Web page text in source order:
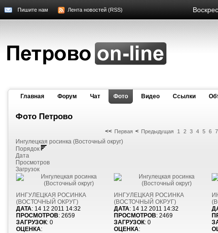
Пишите нам Лента новостей (RSS)
Главная Форум Чат Фото Видео Cсылки
Фото Петрово
<< Первая < Предыдущая 1 2 3 4 5 6 7
Ингулецкая росинка (Восточный округ)
Порядок
Дата
Просмотров
Загрузок
ИНГУЛЕЦКАЯ РОСИНКА
(ВОСТОЧНЫЙ ОКРУГ)
ДАТА: 14 12 2011 14:32
ПРОСМОТРОВ: 2659
ЗАГРУЗОК: 0
ОЦЕНКА:
ИНГУЛЕЦКАЯ РОСИНКА
(ВОСТОЧНЫЙ ОКРУГ)
ДАТА: 14 12 2011 14:32
ПРОСМОТРОВ: 2469
ЗАГРУЗОК: 0
ОЦЕНКА: